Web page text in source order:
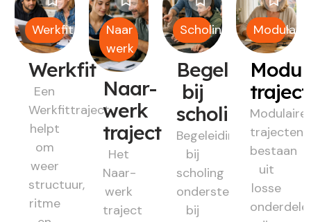
Werkfit
Werkfit
Een
Werkfittraject
helpt
om
weer
structuur,
ritme
Naar
werk
Naar-
werk
traject
Het
Naar-
werk
traject
Scholing
Begeleiding
bij
scholing
Begeleiding
bij
scholing
ondersteunt
bij
Modulair
Modulaire
trajecten
bestaan
uit
losse